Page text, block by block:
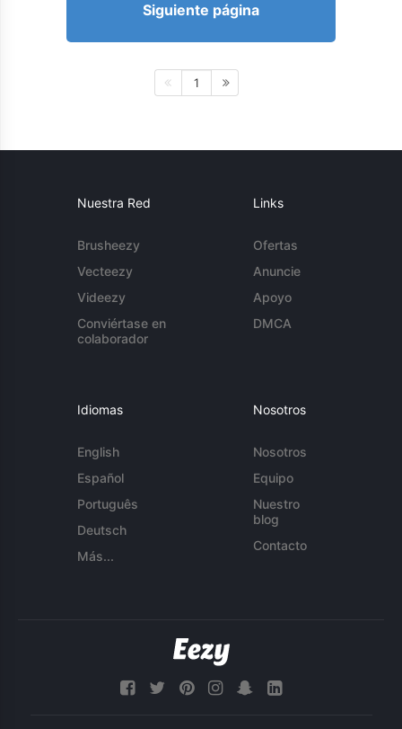
Siguiente página
1
Nuestra Red
Brusheezy
Vecteezy
Videezy
Conviértase en
colaborador
Links
Ofertas
Anuncie
Apoyo
DMCA
Idiomas
English
Español
Português
Deutsch
Más...
Nosotros
Nosotros
Equipo
Nuestro
blog
Contacto